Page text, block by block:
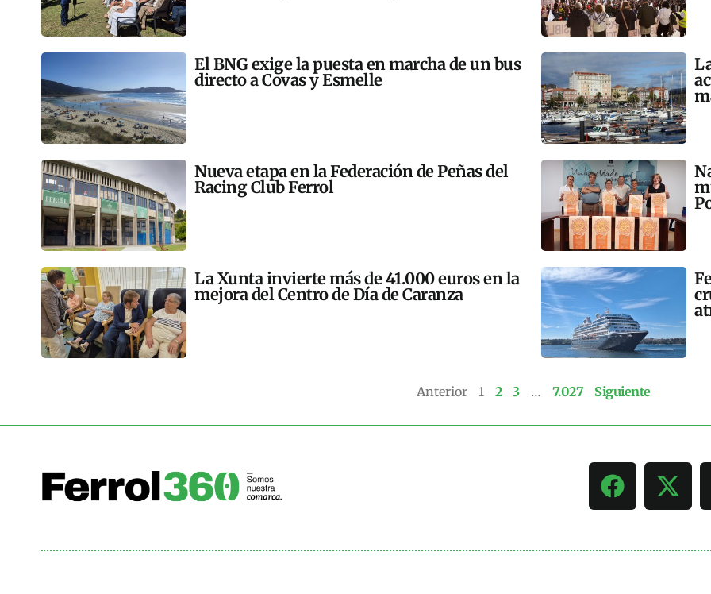
El BNG exige la puesta en marcha de un bus
directo a Covas y Esmelle
Nueva etapa en la Federación de Peñas del
Racing Club Ferrol
La Xunta invierte más de 41.000 euros en la
mejora del Centro de Día de Caranza
Anterior 1 2 3 … 7.027 Siguiente